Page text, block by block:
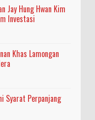
Jay Hung Hwan Kim
Investasi
Khas Lamongan
Syarat Perpanjang